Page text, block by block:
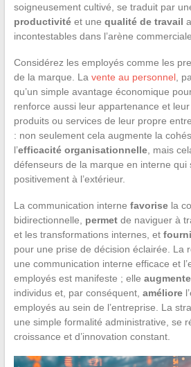
soigneusement cultivé, se traduit par
productivitéet une qualité de travail
incontestables dans l’arène commerciale.
Considérez les employés comme les
de la marque. La vente au personnel,
qu’un simple avantage économique
renforce aussi leur appartenance et
produits ou services de leur propre
: non seulement cela augmente la
l’efficacité organisationnelle, mais
défenseurs de la marque en interne qui
positivement à l’extérieur.
La communication interne favorisela
bidirectionnelle, permetde naviguer à
et les transformations internes, et
pour une prise de décision éclairée. La
une communication interne efficace et
employés est manifeste ; elle augmente
individus et, par conséquent, améliore
employés au sein de l’entreprise. La
une simple formalité administrative, se
croissance et d’innovation constant.